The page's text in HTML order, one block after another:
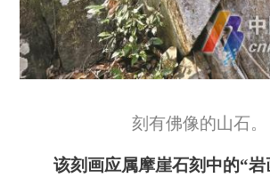
刻有佛像的山石。
该刻画应属摩崖石刻中的“岩